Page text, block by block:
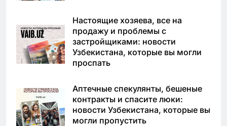
Настоящие хозяева, все на
продажу и проблемы с
застройщиками: новости
Узбекистана, которые вы могли
проспать
Аптечные спекулянты, бешеные
контракты и спасите люки:
новости Узбекистана, которые вы
могли пропустить